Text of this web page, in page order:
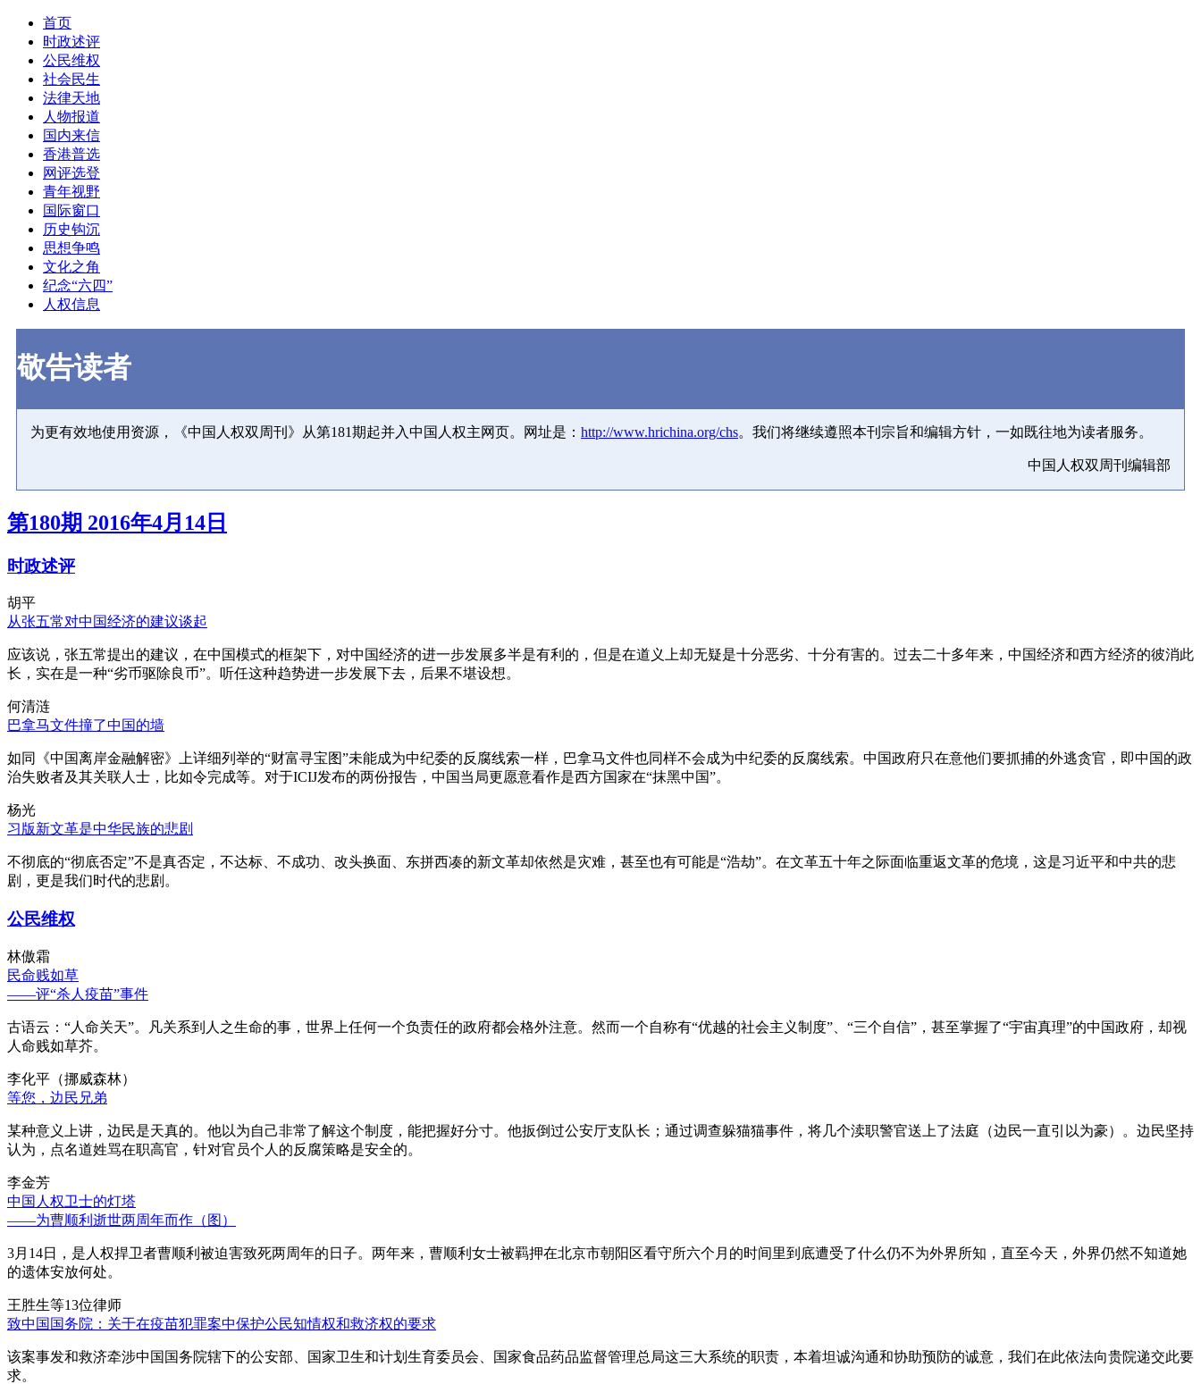
首页
时政述评
公民维权
社会民生
法律天地
人物报道
国内来信
香港普选
网评选登
青年视野
国际窗口
历史钩沉
思想争鸣
文化之角
纪念“六四”
人权信息
敬告读者
为更有效地使用资源，《中国人权双周刊》从第181期起并入中国人权主网页。网址是： http://www.hrichina.org/chs。我们将继续遵照本刊宗旨和编辑方针，一如既往地为读者服务。
中国人权双周刊编辑部
第180期 2016年4月14日
时政述评
胡平
从张五常对中国经济的建议谈起
应该说，张五常提出的建议，在中国模式的框架下，对中国经济的进一步发展多半是有利的，但是在道义上却无疑是十分恶劣、十分有害的。过去二十多年来，中国经济和西方经济的彼消此
长，实在是一种“劣币驱除良币”。听任这种趋势进一步发展下去，后果不堪设想。
何清涟
巴拿马文件撞了中国的墙
如同《中国离岸金融解密》上详细列举的“财富寻宝图”未能成为中纪委的反腐线索一样，巴拿马文件也同样不会成为中纪委的反腐线索。中国政府只在意他们要抓捕的外逃贪官，即中国的政
治失败者及其关联人士，比如令完成等。对于ICIJ发布的两份报告，中国当局更愿意看作是西方国家在“抹黑中国”。
杨光
习版新文革是中华民族的悲剧
不彻底的“彻底否定”不是真否定，不达标、不成功、改头换面、东拼西凑的新文革却依然是灾难，甚至也有可能是“浩劫”。在文革五十年之际面临重返文革的危境，这是习近平和中共的悲
剧，更是我们时代的悲剧。
公民维权
林傲霜
民命贱如草
——评“杀人疫苗”事件
古语云：“人命关天”。凡关系到人之生命的事，世界上任何一个负责任的政府都会格外注意。然而一个自称有“优越的社会主义制度”、“三个自信”，甚至掌握了“宇宙真理”的中国政府，却视
人命贱如草芥。
李化平（挪威森林）
等您，边民兄弟
某种意义上讲，边民是天真的。他以为自己非常了解这个制度，能把握好分寸。他扳倒过公安厅支队长；通过调查躲猫猫事件，将几个渎职警官送上了法庭（边民一直引以为豪）。边民坚持
认为，点名道姓骂在职高官，针对官员个人的反腐策略是安全的。
李金芳
中国人权卫士的灯塔
——为曹顺利逝世两周年而作（图）
3月14日，是人权捍卫者曹顺利被迫害致死两周年的日子。两年来，曹顺利女士被羁押在北京市朝阳区看守所六个月的时间里到底遭受了什么仍不为外界所知，直至今天，外界仍然不知道她
的遗体安放何处。
王胜生等13位律师
致中国国务院：关于在疫苗犯罪案中保护公民知情权和救济权的要求
该案事发和救济牵涉中国国务院辖下的公安部、国家卫生和计划生育委员会、国家食品药品监督管理总局这三大系统的职责，本着坦诚沟通和协助预防的诚意，我们在此依法向贵院递交此要
求。